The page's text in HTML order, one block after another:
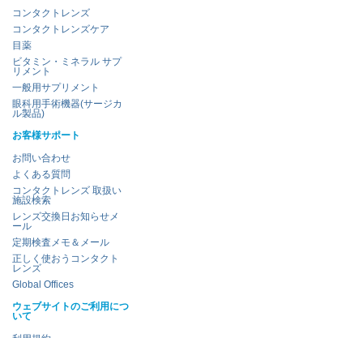
コンタクトレンズ
コンタクトレンズケア
目薬
ビタミン・ミネラル サプ
リメント
一般用サプリメント
眼科用手術機器(サージカ
ル製品)
お客様サポート
お問い合わせ
よくある質問
コンタクトレンズ 取扱い
施設検索
レンズ交換日お知らせメ
ール
定期検査メモ＆メール
正しく使おうコンタクト
レンズ
Global Offices
ウェブサイトのご利用につ
いて